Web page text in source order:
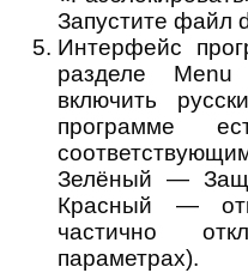
Запустите файл
Интерфейс
разделе
включить
программе
Зелёный —
Красный —
частично
параметрах).